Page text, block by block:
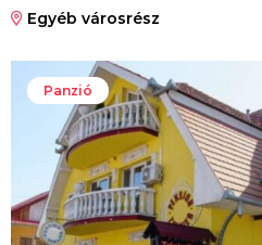
Egyéb városrész
Panzió